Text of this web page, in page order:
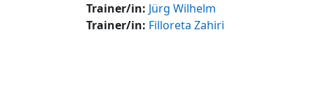
Trainer/in: Jürg Wilhelm
Trainer/in: Filloreta Zahiri